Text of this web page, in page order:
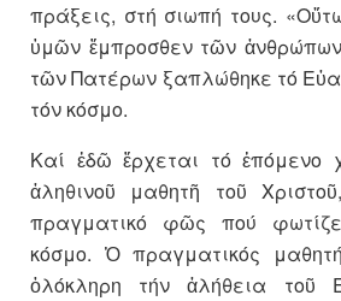
πράξεις, στή σιωπή τους.
ὑμῶν ἔμπροσθεν τῶν
τῶν Πατέρων ξαπλώθηκε τό
τόν κόσμο.
Καί ἐδῶ ἔρχεται τό ἑπόμενο
ἀληθινοῦ μαθητῆ τοῦ
πραγματικό φῶς πού
κόσμο. Ὁ πραγματικός
ὁλόκληρη τήν ἀλήθεια τοῦ